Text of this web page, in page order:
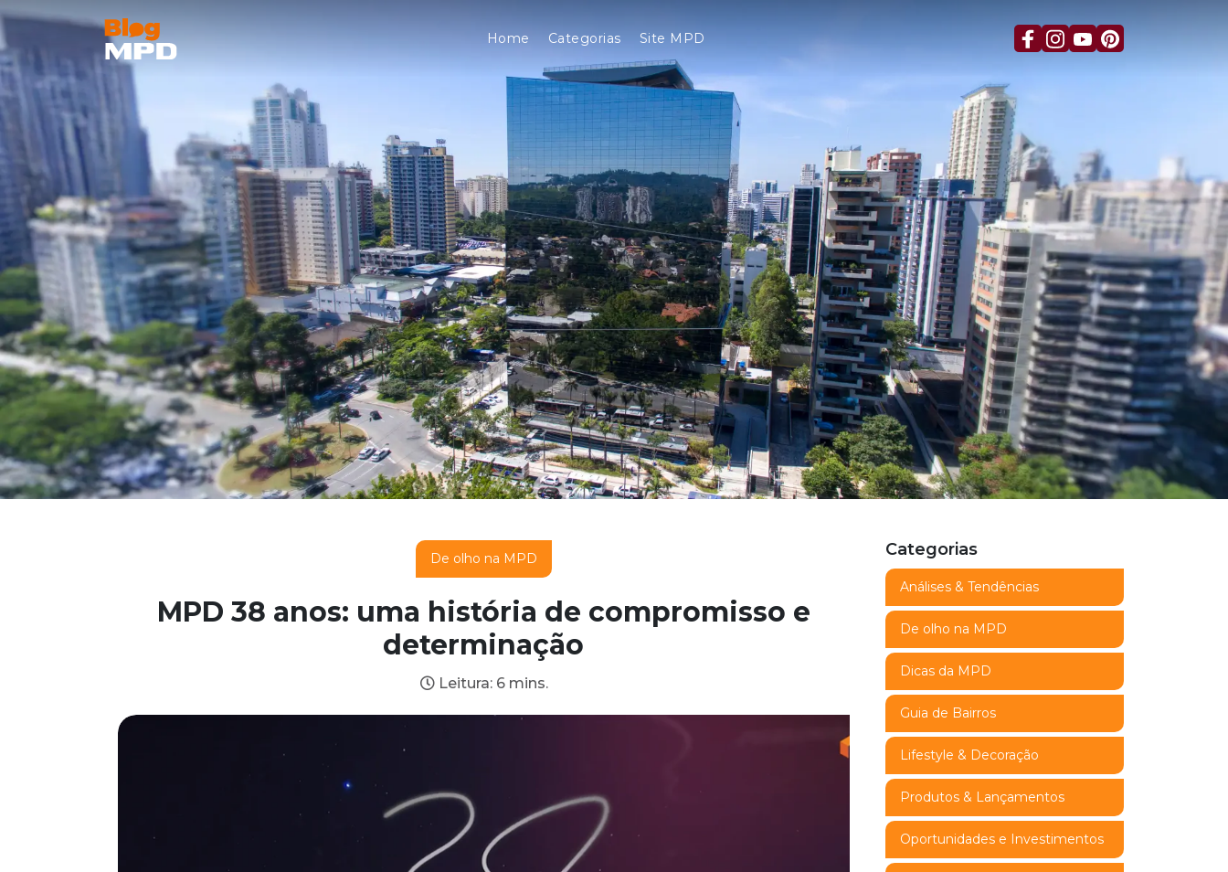
Home Categorias Site MPD
De olho na MPD
MPD 38 anos: uma história de compromisso e
determinação
Leitura: 6 mins.
Categorias
Análises & Tendências
De olho na MPD
Dicas da MPD
Guia de Bairros
Lifestyle & Decoração
Produtos & Lançamentos
Oportunidades e Investimentos